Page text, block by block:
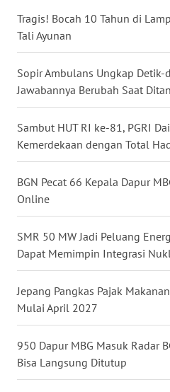
Tragis! Bocah 10 Tahun di
Tali Ayunan
Sopir Ambulans Ungkap Detik-
Jawabannya Berubah Saat
Sambut HUT RI ke-81, PGRI
Kemerdekaan dengan Total
BGN Pecat 66 Kepala Dapur
Online
SMR 50 MW Jadi Peluang
Dapat Memimpin Integrasi
Jepang Pangkas Pajak
Mulai April 2027
950 Dapur MBG Masuk Radar
Bisa Langsung Ditutup
WN
PAPUA
BARAT
WN
WN
WN
JAMBI
WN
SULTRA
WN
NTB
WN
SULTENG